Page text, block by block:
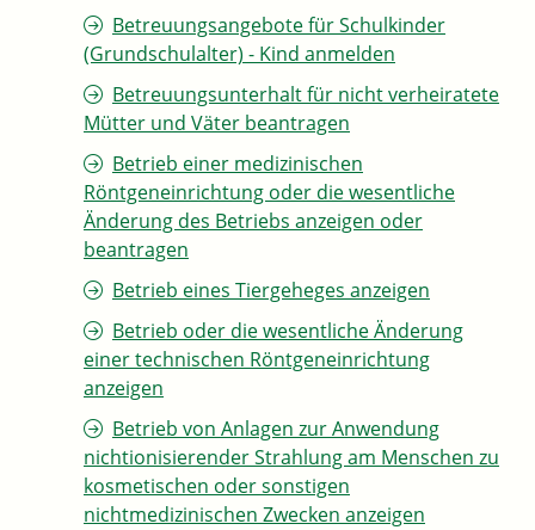
Betreuungsangebote für Schulkinder
(Grundschulalter) - Kind anmelden
Betreuungsunterhalt für nicht verheiratete
Mütter und Väter beantragen
Betrieb einer medizinischen
Röntgeneinrichtung oder die wesentliche
Änderung des Betriebs anzeigen oder
beantragen
Betrieb eines Tiergeheges anzeigen
Betrieb oder die wesentliche Änderung
einer technischen Röntgeneinrichtung
anzeigen
Betrieb von Anlagen zur Anwendung
nichtionisierender Strahlung am Menschen zu
kosmetischen oder sonstigen
nichtmedizinischen Zwecken anzeigen